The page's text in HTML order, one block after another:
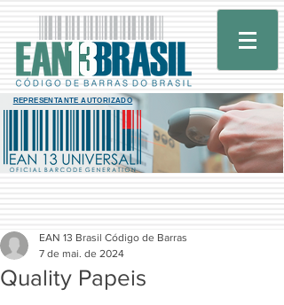
REPRESENTANTE AUTORIZADO
Quality Papeis
EAN 13 Brasil Código de Barras
7 de mai. de 2024